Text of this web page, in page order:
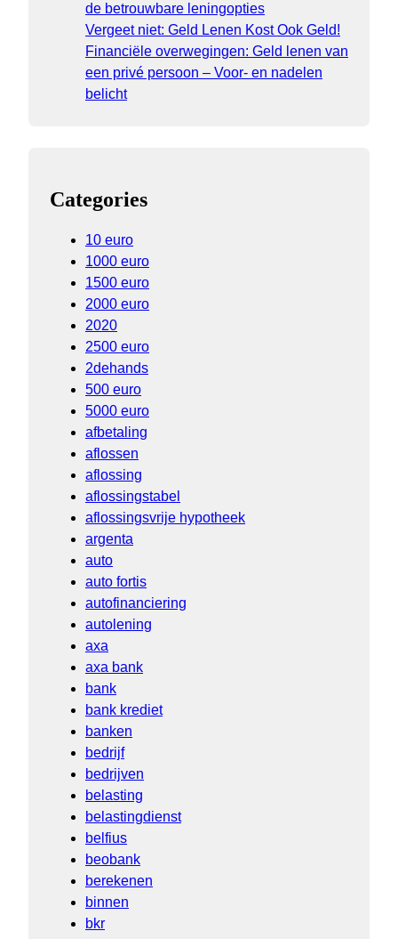
de betrouwbare leningopties
Vergeet niet: Geld Lenen Kost Ook Geld!
Financiële overwegingen: Geld lenen van
een privé persoon – Voor- en nadelen
belicht
Categories
10 euro
1000 euro
1500 euro
2000 euro
2020
2500 euro
2dehands
500 euro
5000 euro
afbetaling
aflossen
aflossing
aflossingstabel
aflossingsvrije hypotheek
argenta
auto
auto fortis
autofinanciering
autolening
axa
axa bank
bank
bank krediet
banken
bedrijf
bedrijven
belasting
belastingdienst
belfius
beobank
berekenen
binnen
bkr